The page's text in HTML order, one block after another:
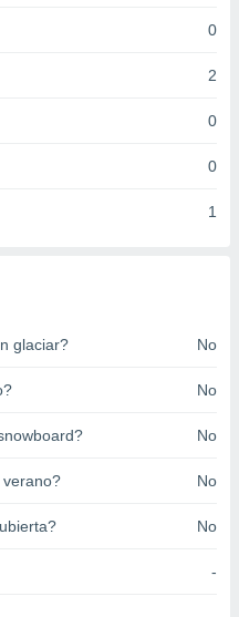
0
2
0
0
1
glaciar? No
No
No
verano? No
No
-